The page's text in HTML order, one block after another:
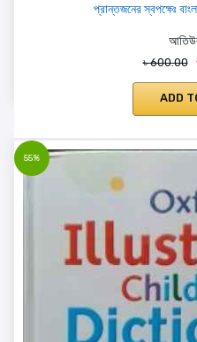
প্রান্তজনের স্বপক্ষেঃ
৳ 600.00
ADD
55%